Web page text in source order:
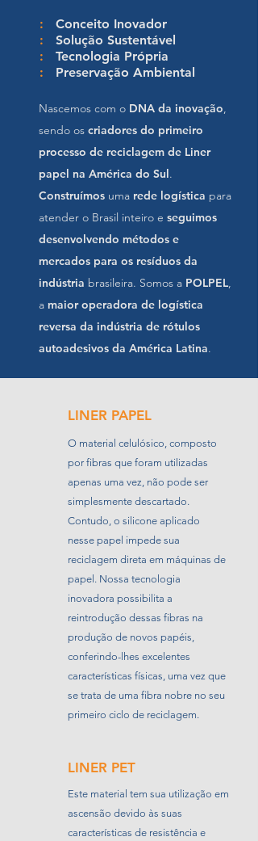
: Conceito Inovador
: Solução Sustentável
: Tecnologia Própria
: Preservação Ambiental
Nascemos com o DNA da inovação,
sendo os criadores do primeiro
processo de reciclagem de Liner
papel na América do Sul.
Construímos uma rede logística para
atender o Brasil inteiro e seguimos
desenvolvendo métodos e
mercados para os resíduos da
indústria brasileira. Somos a POLPEL,
a maior operadora de logística
reversa da indústria de rótulos
autoadesivos da América Latina.
LINER PAPEL
O material celulósico, composto
por fibras que foram utilizadas
apenas uma vez, não pode ser
simplesmente descartado.
Contudo, o silicone aplicado
nesse papel impede sua
reciclagem direta em máquinas de
papel. Nossa tecnologia
inovadora possibilita a
reintrodução dessas fibras na
produção de novos papéis,
conferindo-lhes excelentes
características físicas, uma vez que
se trata de uma fibra nobre no seu
primeiro ciclo de reciclagem.
LINER PET
Este material tem sua utilização em
ascensão devido às suas
características de resistência e